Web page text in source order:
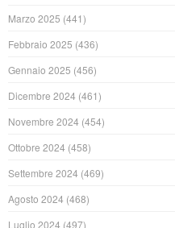
Marzo 2025 (441)
Febbraio 2025 (436)
Gennaio 2025 (456)
Dicembre 2024 (461)
Novembre 2024 (454)
Ottobre 2024 (458)
Settembre 2024 (469)
Agosto 2024 (468)
Luglio 2024 (497)